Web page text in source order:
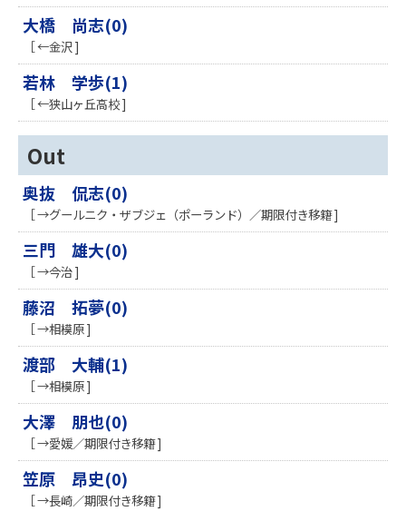
大橋 尚志(0)
［ ←金沢 ]
若林 学歩(1)
［ ←狭山ヶ丘高校 ]
Out
奥抜 侃志(0)
［ →グールニク・ザブジェ（ポーランド）／期限付き移籍 ]
三門 雄大(0)
［ →今治 ]
藤沼 拓夢(0)
［ →相模原 ]
渡部 大輔(1)
［ →相模原 ]
大澤 朋也(0)
［ →愛媛／期限付き移籍 ]
笠原 昂史(0)
［ →長崎／期限付き移籍 ]